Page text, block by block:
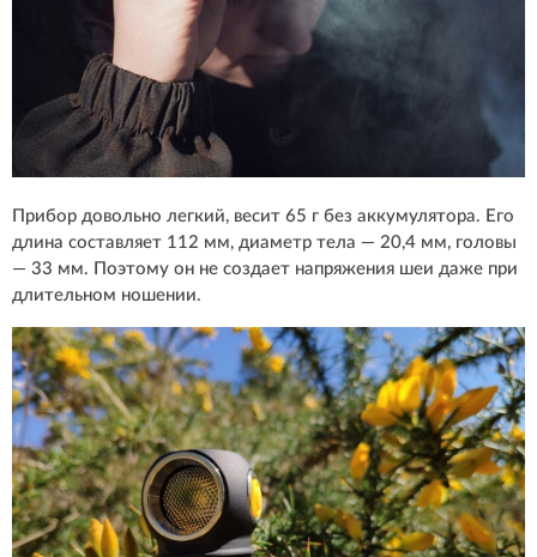
Прибор довольно легкий, весит 65 г без аккумулятора. Его
длина составляет 112 мм, диаметр тела — 20,4 мм, головы
— 33 мм. Поэтому он не создает напряжения шеи даже при
длительном ношении.